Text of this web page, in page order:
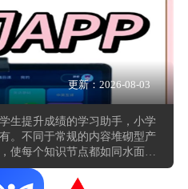
更新：2026-08-03
生提升成绩的学习助手，小学
。不同于常规的内容堆砌型产
使每个知识节点都如同水面的
扩展或收缩关联概念的范围。
启蒙等学科，学生可通过虚拟